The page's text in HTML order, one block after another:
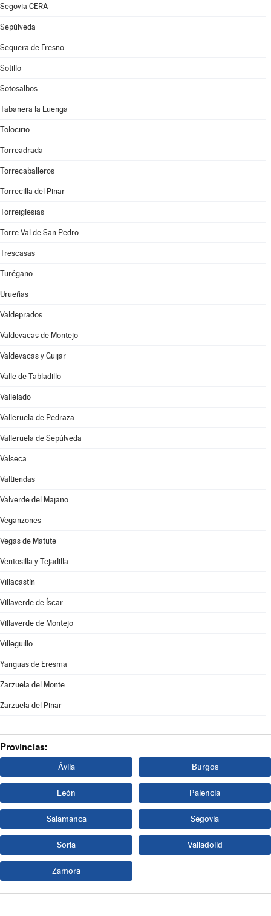
Segovia CERA
Sepúlveda
Sequera de Fresno
Sotillo
Sotosalbos
Tabanera la Luenga
Tolocirio
Torreadrada
Torrecaballeros
Torrecilla del Pinar
Torreiglesias
Torre Val de San Pedro
Trescasas
Turégano
Urueñas
Valdeprados
Valdevacas de Montejo
Valdevacas y Guijar
Valle de Tabladillo
Vallelado
Valleruela de Pedraza
Valleruela de Sepúlveda
Valseca
Valtiendas
Valverde del Majano
Veganzones
Vegas de Matute
Ventosilla y Tejadilla
Villacastín
Villaverde de Íscar
Villaverde de Montejo
Villeguillo
Yanguas de Eresma
Zarzuela del Monte
Zarzuela del Pinar
Provincias:
Ávila Burgos
León Palencia
Salamanca Segovia
Soria Valladolid
Zamora